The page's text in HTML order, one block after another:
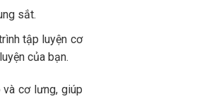
sắt.
tập luyện cơ
của bạn.
cơ lưng, giúp